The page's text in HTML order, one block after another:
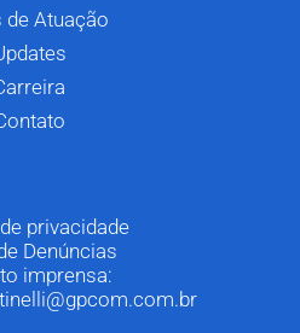
de Atuação
privacidade
Denúncias
imprensa: